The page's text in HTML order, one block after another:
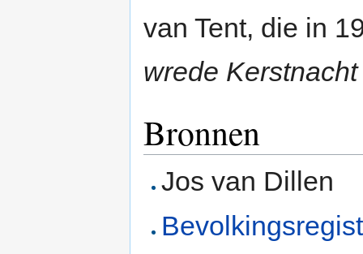
van Tent, die in
wrede Kerstnacht
Bronnen
Jos van Dillen